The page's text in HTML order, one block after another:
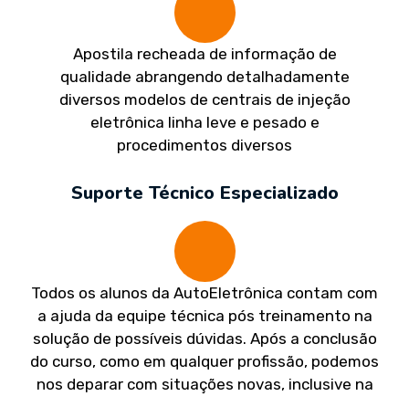
Apostila recheada de informação de
qualidade abrangendo detalhadamente
diversos modelos de centrais de injeção
eletrônica linha leve e pesado e
procedimentos diversos
Suporte Técnico Especializado
Todos os alunos da AutoEletrônica contam com
a ajuda da equipe técnica pós treinamento na
solução de possíveis dúvidas. Após a conclusão
do curso, como em qualquer profissão, podemos
nos deparar com situações novas, inclusive na